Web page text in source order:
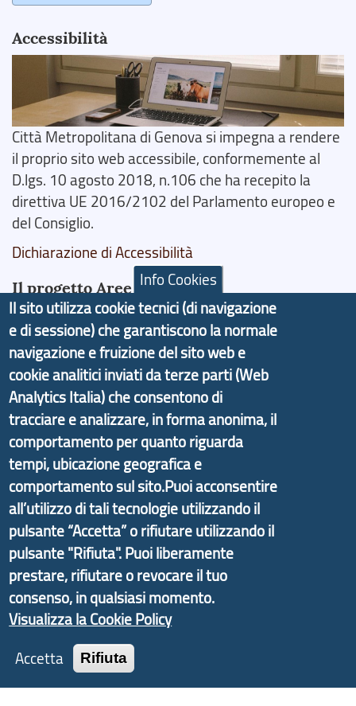
Accessibilità
Città Metropolitana di Genova si impegna a rendere
il proprio sito web accessibile, conformemente al
D.lgs. 10 agosto 2018, n.106 che ha recepito la
direttiva UE 2016/2102 del Parlamento europeo e
del Consiglio.
Dichiarazione di Accessibilità
Il progetto Aree Interne
Il portale di marketing territoriale e sviluppo locale
di Genova Città Metropolitana si è sviluppato a
partire dal progetto nazionale Aree Interne
promosso dal Dipartimento per lo Sviluppo
Economico e finalizzato al rilancio socio-economico
delle valli dell’entroterra. In particolare fornisce
informazioni ed aggiornamenti sullaStrategia
d'Area Antola-Tigullio, in collaborazione con Regione
Liguria ed ANCI Liguria.
Copyright © 2017 Città metropolitana di Genova |
CF: 80007350103
Info Cookies
Il sito utilizza cookie tecnici (di navigazione
e di sessione) che garantiscono la normale
navigazione e fruizione del sito web e
cookie analitici inviati da terze parti (Web
Analytics Italia) che consentono di
tracciare e analizzare, in forma anonima, il
comportamento per quanto riguarda
tempi, ubicazione geografica e
comportamento sul sito.Puoi acconsentire
all’utilizzo di tali tecnologie utilizzando il
pulsante “Accetta” o rifiutare utilizzando il
pulsante "Rifiuta". Puoi liberamente
prestare, rifiutare o revocare il tuo
consenso, in qualsiasi momento.
Visualizza la Cookie Policy
Accetta
Rifiuta